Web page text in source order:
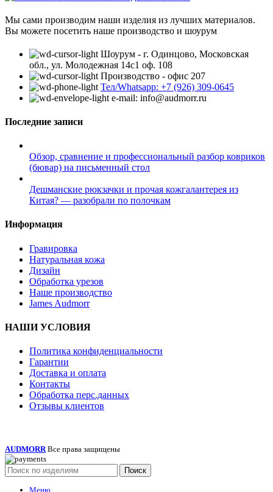
Мы сами производим наши изделия из лучших материалов.
Вы можете посетить наше производство и шоурум
Шоурум - г. Одинцово, Московская
обл., ул. Молодежная 14с1 оф. 108
Производство - офис 207
Тел/Whatsapp: +7 (926) 309-0645
e-mail: info@audmorr.ru
Последние записи
Обзор, сравнение и профессиональный разбор ковриков
(бювар) на письменный стол
Дешманские рюкзачки и прочая кожгалантерея из
Китая? — разобрали по полочкам
Информация
Гравировка
Натуральная кожа
Дизайн
Обработка урезов
Наше производство
James Audmorr
НАШИ УСЛОВИЯ
Политика конфиденциальности
Гарантии
Доставка и оплата
Контакты
Обработка перс.данных
Отзывы клиентов
AUDMORR Все права защищены
Поиск
Меню